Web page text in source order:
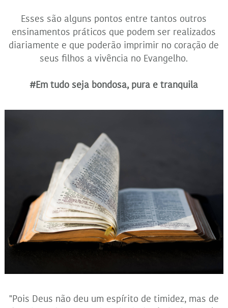
Esses são alguns pontos entre tantos outros
ensinamentos práticos que podem ser realizados
diariamente e que poderão imprimir no coração de
seus filhos a vivência no Evangelho.
#Em tudo seja bondosa, pura e tranquila
"Pois Deus não deu um espírito de timidez, mas de